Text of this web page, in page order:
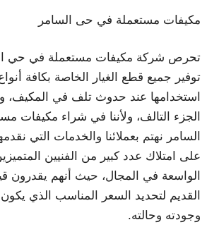
مكيفات مستعملة في حى السامر
تحرص شركة مكيفات مستعملة في حي
توفير جميع قطع الغيار الخاصة بكافة
استخدامها عند حدوث تلف في المكيف،
الجزء التالف، ولأننا في شراء مكيفات
السامر نهتم بعملائنا والخدمات التي
على امتلاك عدد كبير من الفنيين
الواسعة في المجال، حيث أنهم يقدرون
القديم لتحديد السعر المناسب الذي
وجودته وحالته.